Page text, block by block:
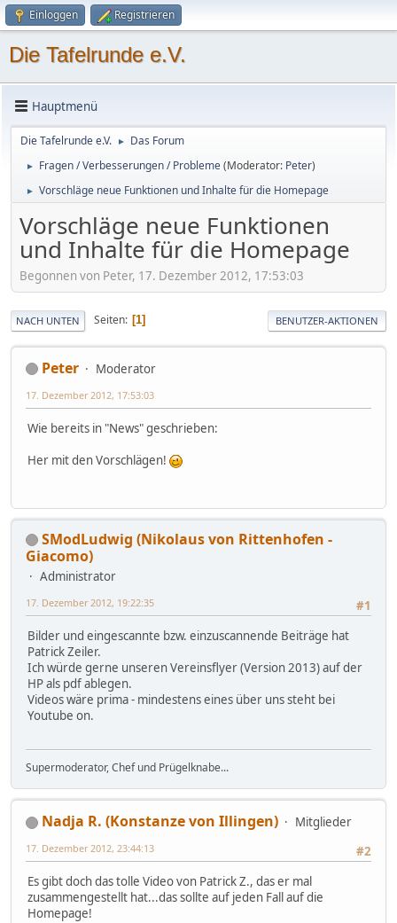
Einloggen Registrieren
Die Tafelrunde e.V.
Hauptmenü
Die Tafelrunde e.V. ► Das Forum
► Fragen / Verbesserungen / Probleme(Moderator: Peter)
► Vorschläge neue Funktionen und Inhalte für die Homepage
Vorschläge neue Funktionen
und Inhalte für die Homepage
Begonnen von Peter, 17. Dezember 2012, 17:53:03
NACH UNTEN Seiten 1 BENUTZER-AKTIONEN
Peter Moderator
17. Dezember 2012, 17:53:03
Wie bereits in "News" geschrieben:
Her mit den Vorschlägen!
SModLudwig (Nikolaus von Rittenhofen -
Giacomo)
Administrator
#1
17. Dezember 2012, 19:22:35
Bilder und eingescannte bzw. einzuscannende Beiträge hat
Patrick Zeiler.
Ich würde gerne unseren Vereinsflyer (Version 2013) auf der
HP als pdf ablegen.
Videos wäre prima - mindestens eines über uns steht bei
Youtube on.
Supermoderator, Chef und Prügelknabe...
Nadja R. (Konstanze von Illingen)
Mitglieder
#2
17. Dezember 2012, 23:44:13
Es gibt doch das tolle Video von Patrick Z., das er mal
zusammengestellt hat...das sollte auf jeden Fall auf die
Homepage!